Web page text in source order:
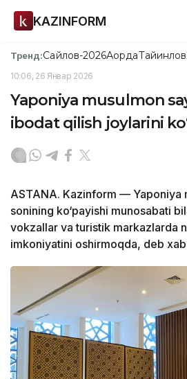
KAZINFORM
Тренд:Сайлов-2026АқордаТайинлов
10:06, 26 Январ 2026
Yaponiya musulmon
ibodat qilish joylarini
ASTANA. Kazinform — Yaponiya
sonining ko‘payishi munosabati
vokzallar va turistik markazlarda
imkoniyatini oshirmoqda, deb